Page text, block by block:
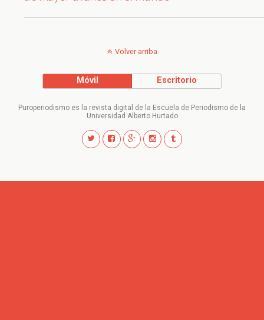
Volver arriba
Móvil Escritorio
Puroperiodismo es la revista digital de la Escuela de Periodismo de la
Universidad Alberto Hurtado